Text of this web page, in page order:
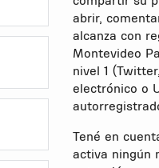
abrir,
alcanza con
Montevideo
nivel 1
electrónico o
Tené en
activa ningún